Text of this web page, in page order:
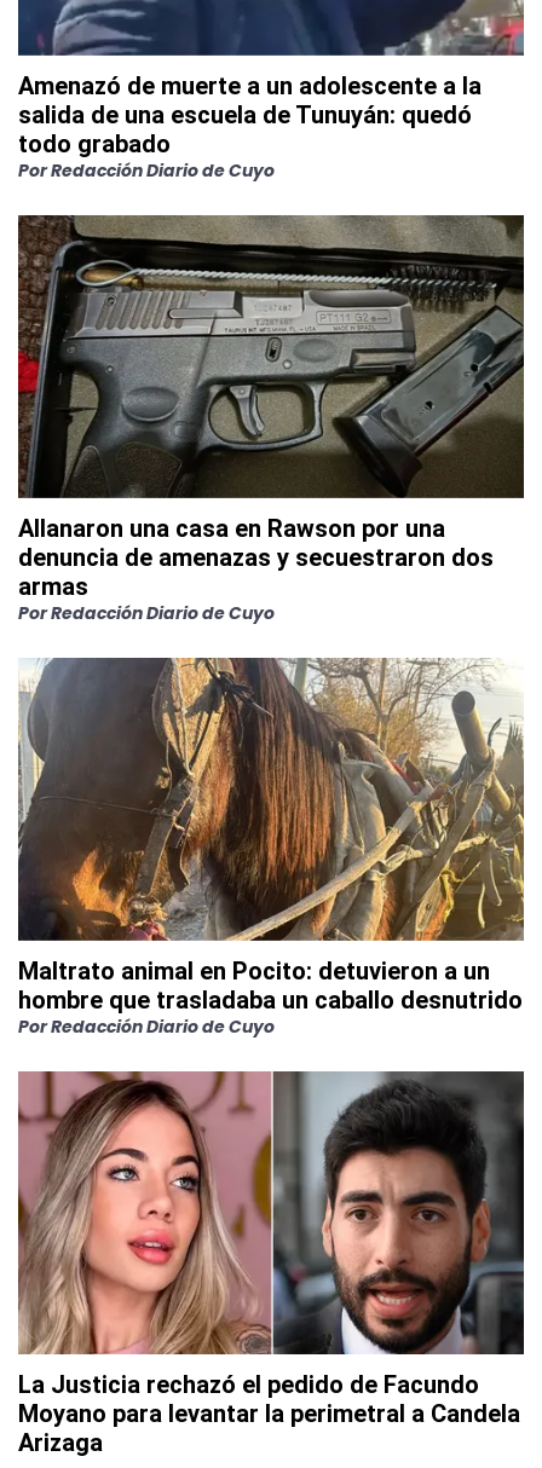
Amenazó de muerte a un adolescente a la
salida de una escuela de Tunuyán: quedó
todo grabado
PorRedacción Diario de Cuyo
Allanaron una casa en Rawson por una
denuncia de amenazas y secuestraron dos
armas
PorRedacción Diario de Cuyo
Maltrato animal en Pocito: detuvieron a un
hombre que trasladaba un caballo desnutrido
PorRedacción Diario de Cuyo
La Justicia rechazó el pedido de Facundo
Moyano para levantar la perimetral a Candela
Arizaga